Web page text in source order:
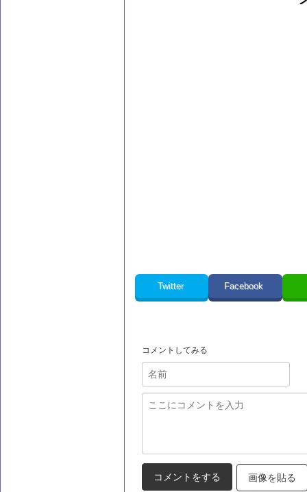
Twitter Facebook
コメントしてみる
画像を貼る